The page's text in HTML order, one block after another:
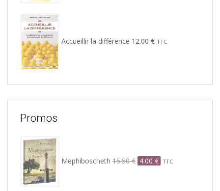
Accueillir la différence 12.00 € TTC
Promos
Mephiboscheth 15.50€ initial
4.00 € actuel
TTC